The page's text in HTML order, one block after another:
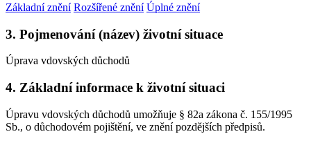
Základní znění Rozšířené znění Úplné znění
3. Pojmenování (název) životní situace
Úprava vdovských důchodů
4. Základní informace k životní situaci
Úpravu vdovských důchodů umožňuje § 82a zákona č. 155/1995
Sb., o důchodovém pojištění, ve znění pozdějších předpisů.